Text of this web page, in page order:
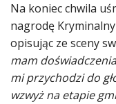
Na koniec chwila
nagrodę
opisując ze sceny
mam
mi przychodzi do
wzwyż na etapie